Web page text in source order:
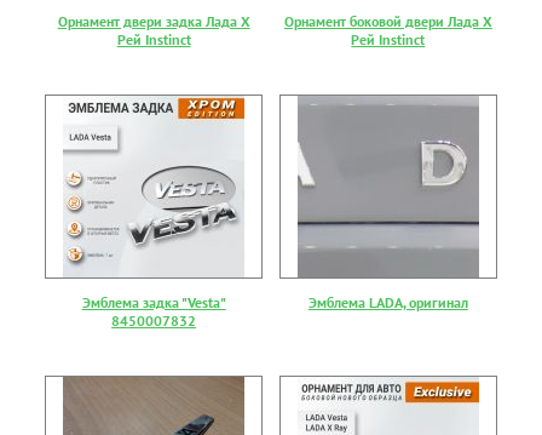
Орнамент двери задка Лада Х
Рей Instinct
Орнамент боковой двери Лада Х
Рей Instinct
Эмблема задка "Vesta"
8450007832
Эмблема LADA, оригинал